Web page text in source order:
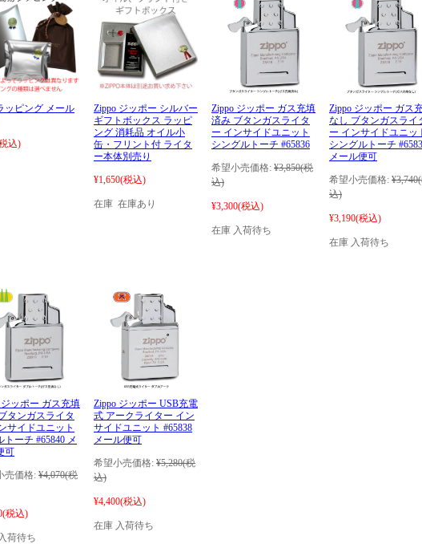
ッピング メール
込)
Zippo ジッポー シルバー
ギフトボックス ラッピ
ング 消耗品 オイル小
缶・フリント付 ライタ
ー本体別売り
¥1,650(税込)
在庫 在庫あり
Zippo ジッポー ガス充填
済み ブタンガスライタ
ー インサイドユニット
シングルトーチ #65836
希望小売価格: ¥3,850(税
込)
¥3,300(税込)
在庫 入荷待ち
Zippo ジッポー ガス
なし ブタンガスライ
ー インサイドユニッ
シングルトーチ
メール便可
希望小売価格: ¥3,740
込)
¥3,190(税込)
在庫 入荷待ち
ジッポー ガス充填
タンガスライタ
サイドユニット
トーチ #65840 メ
可
売価格: ¥4,070(税
(税込)
荷待ち
Zippo ジッポー USB充電
式 アークライター イン
サイドユニット #65838
メール便可
希望小売価格: ¥5,280(税
込)
¥4,400(税込)
在庫 入荷待ち